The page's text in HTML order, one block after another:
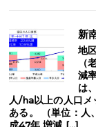
新
地
（
減
は
人/ha以上の人口
ある。 （単位：人